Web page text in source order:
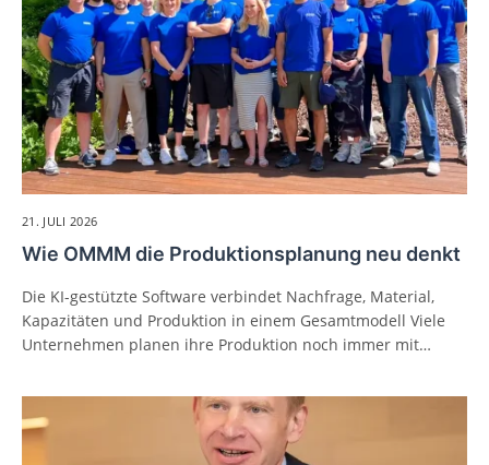
21. JULI 2026
Wie OMMM die Produktionsplanung neu denkt
Die KI-gestützte Software verbindet Nachfrage, Material,
Kapazitäten und Produktion in einem Gesamtmodell Viele
Unternehmen planen ihre Produktion noch immer mit…